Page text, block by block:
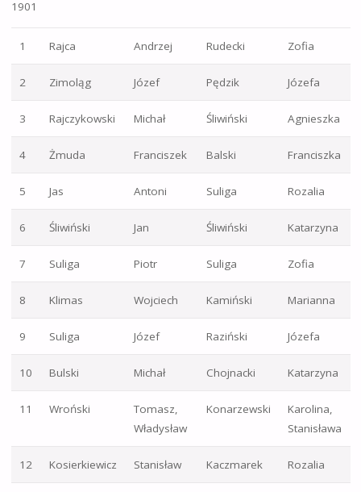
1901
1 Rajca Andrzej Rudecki Zofia
2 Zimoląg Józef Pędzik Józefa
3 Rajczykowski Michał Śliwiński Agnieszka
4 Żmuda Franciszek Balski Franciszka
5 Jas Antoni Suliga Rozalia
6 Śliwiński Jan Śliwiński Katarzyna
7 Suliga Piotr Suliga Zofia
8 Klimas Wojciech Kamiński Marianna
9 Suliga Józef Raziński Józefa
10 Bulski Michał Chojnacki Katarzyna
11 Wroński
Tomasz,
Władysław
Konarzewski
Karolina,
Stanisława
12 Kosierkiewicz Stanisław Kaczmarek Rozalia